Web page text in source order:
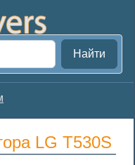
Найти
LG T530S